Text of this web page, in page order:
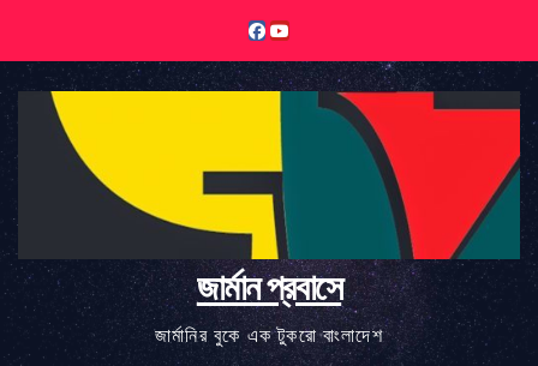
content
জার্মান প্রবাসে
জার্মানির বুকে এক টুকরো বাংলাদেশ